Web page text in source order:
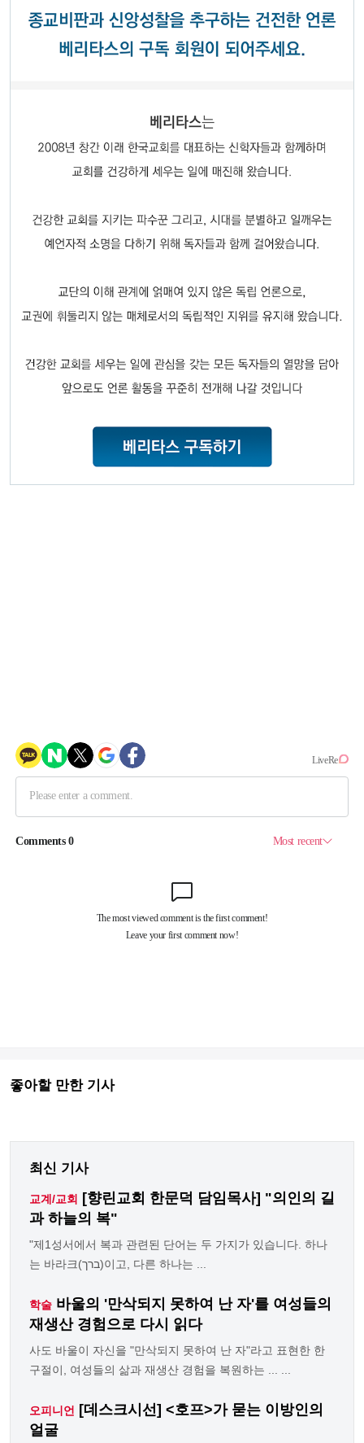
좋아할 만한 기사
최신 기사
교계/교회 [향린교회 한문덕 담임목사] "의인의 길
과 하늘의 복"
"제1성서에서 복과 관련된 단어는 두 가지가 있습니다. 하나
는 바라크(ברך)이고, 다른 하나는 ...
학술 바울의 '만삭되지 못하여 난 자'를 여성들의
재생산 경험으로 다시 읽다
사도 바울이 자신을 "만삭되지 못하여 난 자"라고 표현한 한
구절이, 여성들의 삶과 재생산 경험을 복원하는 ... ...
오피니언 [데스크시선] <호프>가 묻는 이방인의
얼굴